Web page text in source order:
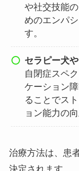
や社交技能
めのエンパ
す。
セラピー犬
自閉症スペ
ケーション
ることでス
ョン能力の
治療方法は、患
決定されます。